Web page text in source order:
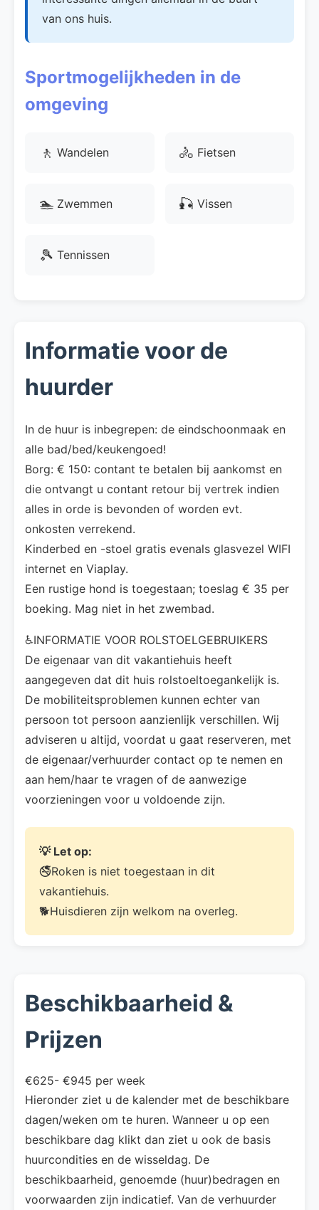
van ons huis.
Sportmogelijkheden in de
omgeving
🚶 Wandelen 🚴 Fietsen
🏊 Zwemmen 🎣 Vissen
🎾 Tennissen
Informatie voor de
huurder
In de huur is inbegrepen: de eindschoonmaak en
alle bad/bed/keukengoed!
Borg: € 150: contant te betalen bij aankomst en
die ontvangt u contant retour bij vertrek indien
alles in orde is bevonden of worden evt.
onkosten verrekend.
Kinderbed en -stoel gratis evenals glasvezel WIFI
internet en Viaplay.
Een rustige hond is toegestaan; toeslag € 35 per
boeking. Mag niet in het zwembad.
♿INFORMATIE VOOR ROLSTOELGEBRUIKERS
De eigenaar van dit vakantiehuis heeft
aangegeven dat dit huis rolstoeltoegankelijk is.
De mobiliteitsproblemen kunnen echter van
persoon tot persoon aanzienlijk verschillen. Wij
adviseren u altijd, voordat u gaat reserveren, met
de eigenaar/verhuurder contact op te nemen en
aan hem/haar te vragen of de aanwezige
voorzieningen voor u voldoende zijn.
💡 Let op:
🚭Roken is niet toegestaan in dit
vakantiehuis.
🐕Huisdieren zijn welkom na overleg.
Beschikbaarheid &
Prijzen
€625- €945 per week
Hieronder ziet u de kalender met de beschikbare
dagen/weken om te huren. Wanneer u op een
beschikbare dag klikt dan ziet u ook de basis
huurcondities en de wisseldag. De
beschikbaarheid, genoemde (huur)bedragen en
voorwaarden zijn indicatief. Van de verhuurder